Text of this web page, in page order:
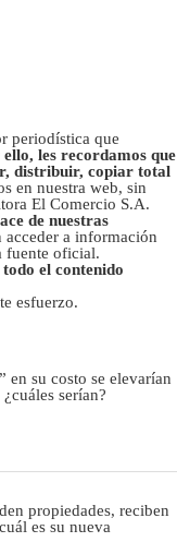
periodística que
les recordamos que
distribuir, copiar total
en nuestra web, sin
El Comercio S.A.
de nuestras
acceder a información
fuente oficial.
el contenido
esfuerzo.
en su costo se elevarían
serían?
propiedades, reciben
es su nueva